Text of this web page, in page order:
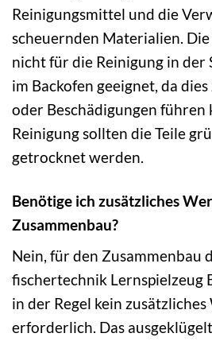
Reinigungsmittel und die
scheuernden Materialien.
nicht für die Reinigung in der
im Backofen geeignet, da
oder Beschädigungen führen
Reinigung sollten die Teile
getrocknet werden.
Benötige ich zusätzliches
Zusammenbau?
Nein, für den Zusammenbau
fischertechnik Lernspielzeug
in der Regel kein
erforderlich. Das